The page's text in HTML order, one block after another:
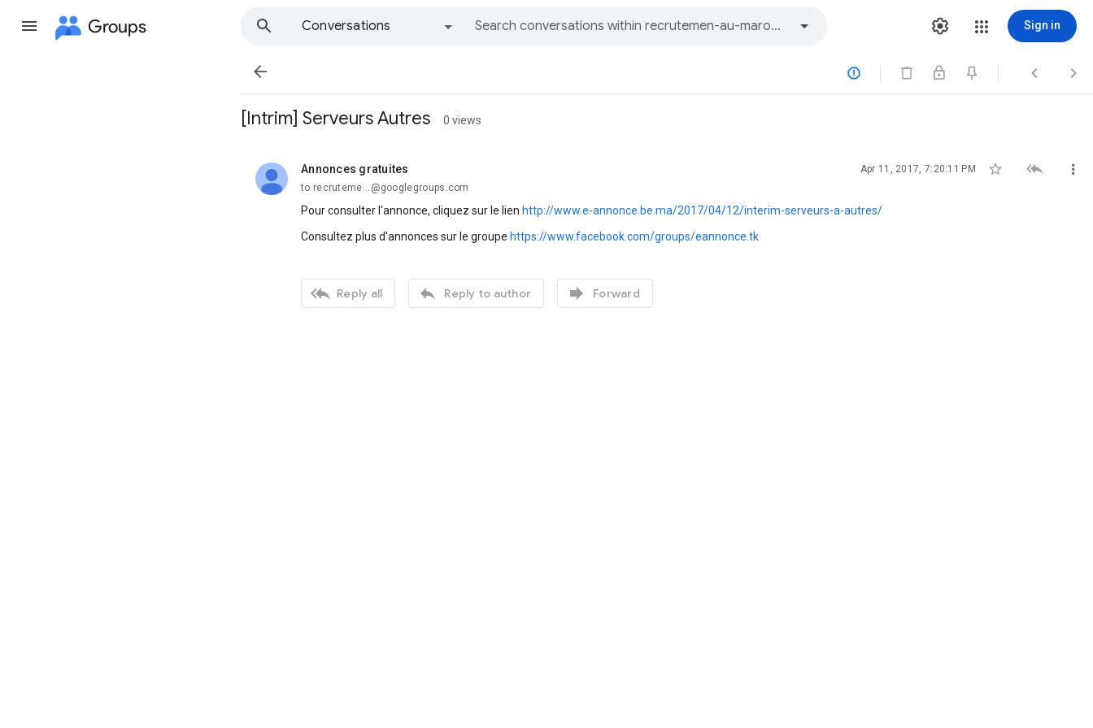
Groups
Conversations
Sign in
   
[Intrim] Serveurs Autres 0 views
Annonces gratuites
unread, Apr 11, 2017, 7:20:11 PM   
to recruteme...@googlegroups.com
Pour consulter l'annonce, cliquez sur le lien http://www.e-annonce.be.ma/2017/04/12/interim-serveurs-a-autres/
Consultez plus d'annonces sur le groupe https://www.facebook.com/groups/eannonce.tk
 Reply all  Reply to author  Forward